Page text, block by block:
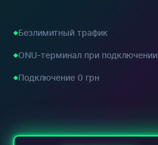
Безлимитный трафик
ONU-терминал при подключении
Подключение 0 грн